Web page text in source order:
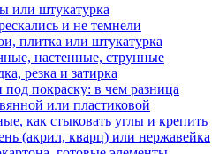
или штукатурка
и не темнели
плитка или штукатурка
настенные, струнные
резка и затирка
покраску: в чем разница
или пластиковой
как стыковать углы и крепить
(акрил, кварц) или нержавейка